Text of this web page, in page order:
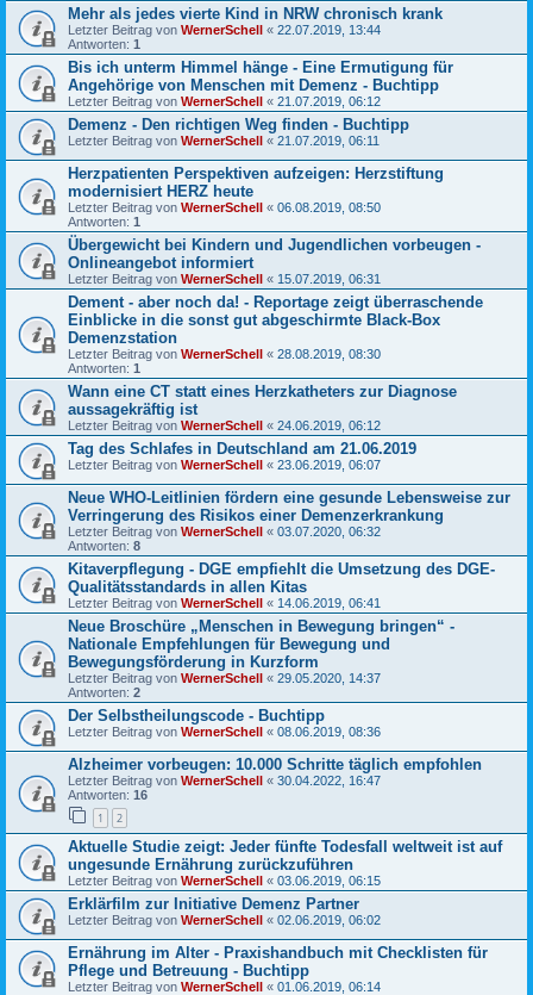
Mehr als jedes vierte Kind in NRW chronisch krank
Letzter Beitrag von WernerSchell « 22.07.2019, 13:44
Antworten: 1
Bis ich unterm Himmel hänge - Eine Ermutigung für
Angehörige von Menschen mit Demenz - Buchtipp
Letzter Beitrag von WernerSchell « 21.07.2019, 06:12
Demenz - Den richtigen Weg finden - Buchtipp
Letzter Beitrag von WernerSchell « 21.07.2019, 06:11
Herzpatienten Perspektiven aufzeigen: Herzstiftung
modernisiert HERZ heute
Letzter Beitrag von WernerSchell « 06.08.2019, 08:50
Antworten: 1
Übergewicht bei Kindern und Jugendlichen vorbeugen -
Onlineangebot informiert
Letzter Beitrag von WernerSchell « 15.07.2019, 06:31
Dement - aber noch da! - Reportage zeigt überraschende
Einblicke in die sonst gut abgeschirmte Black-Box
Demenzstation
Letzter Beitrag von WernerSchell « 28.08.2019, 08:30
Antworten: 1
Wann eine CT statt eines Herzkatheters zur Diagnose
aussagekräftig ist
Letzter Beitrag von WernerSchell « 24.06.2019, 06:12
Tag des Schlafes in Deutschland am 21.06.2019
Letzter Beitrag von WernerSchell « 23.06.2019, 06:07
Neue WHO-Leitlinien fördern eine gesunde Lebensweise zur
Verringerung des Risikos einer Demenzerkrankung
Letzter Beitrag von WernerSchell « 03.07.2020, 06:32
Antworten: 8
Kitaverpflegung - DGE empfiehlt die Umsetzung des DGE-
Qualitätsstandards in allen Kitas
Letzter Beitrag von WernerSchell « 14.06.2019, 06:41
Neue Broschüre „Menschen in Bewegung bringen“ -
Nationale Empfehlungen für Bewegung und
Bewegungsförderung in Kurzform
Letzter Beitrag von WernerSchell « 29.05.2020, 14:37
Antworten: 2
Der Selbstheilungscode - Buchtipp
Letzter Beitrag von WernerSchell « 08.06.2019, 08:36
Alzheimer vorbeugen: 10.000 Schritte täglich empfohlen
Letzter Beitrag von WernerSchell « 30.04.2022, 16:47
Antworten: 16
1 2
Aktuelle Studie zeigt: Jeder fünfte Todesfall weltweit ist auf
ungesunde Ernährung zurückzuführen
Letzter Beitrag von WernerSchell « 03.06.2019, 06:15
Erklärfilm zur Initiative Demenz Partner
Letzter Beitrag von WernerSchell « 02.06.2019, 06:02
Ernährung im Alter - Praxishandbuch mit Checklisten für
Pflege und Betreuung - Buchtipp
Letzter Beitrag von WernerSchell « 01.06.2019, 06:14